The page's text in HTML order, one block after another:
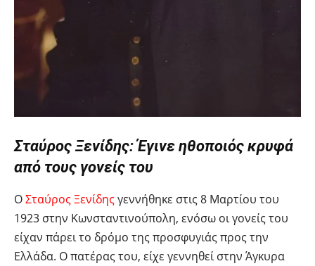
Σταύρος Ξενίδης: Έγινε ηθοποιός κρυφά
από τους γονείς του
ΟΣταύρος Ξενίδηςγεννήθηκε στις 8 Μαρτίου του
1923 στην Κωνσταντινούπολη, ενόσω οι γονείς του
είχαν πάρει το δρόμο της προσφυγιάς προς την
Ελλάδα. Ο πατέρας του, είχε γεννηθεί στην Άγκυρα